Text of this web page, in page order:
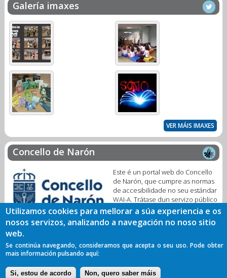
Galería imaxes
VER MÁIS IMAXES
Concello de Narón
Este é un portal web do Concello
de Narón, que cumpre as normas
de accesibilidade no seu estándar
WAI-A. Trátase dun servizo público
dixital para facilitar a interacción
coa nosa Biblioteca Municipal.
Política de Privacidade Aviso legal Cookies
Accesibilidade
Acceso corporativo
Utilizamos cookies para mellorar a súa experiencia e os
nosos servizos, analizando a navegación no noso sitio
web.
Se continúa navegando, consideramos que acepta o seu uso. Pode obter
mais información pulsando aquí:
Si, estou de acordo Non, quero saber máis